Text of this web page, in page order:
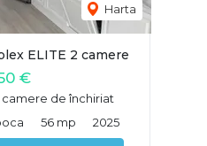
Harta
ELITE 2 camere
€
de închiriat
56 mp 2025